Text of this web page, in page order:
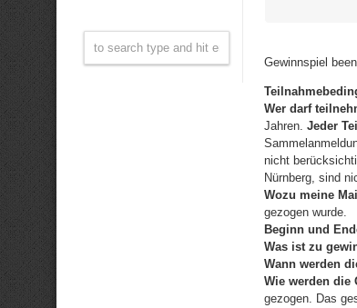
Gewinnspiel
Wer darf
Jahren. Jeder
nicht
Nürnberg, sind
Wozu meine
gezogen wurde.
Beginn und
Was ist zu
Wann werden
Wie werden die
gezogen. Das